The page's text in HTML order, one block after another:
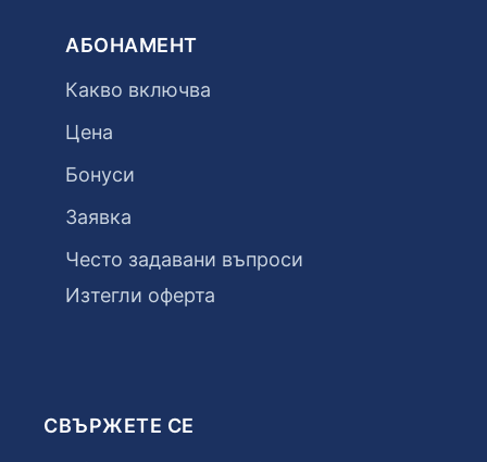
АБОНАМЕНТ
Какво включва
Цена
Бонуси
Заявка
Често задавани въпроси
Изтегли оферта
СВЪРЖЕТЕ СЕ